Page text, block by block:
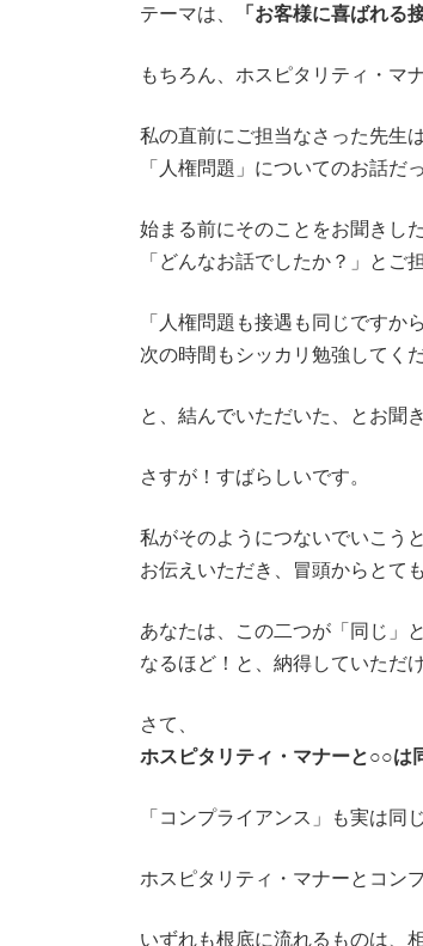
テーマは、 「お客様に喜ばれる
もちろん、ホスピタリティ・マ
私の直前にご担当なさった先生は
「人権問題」についてのお話だ
始まる前にそのことをお聞きした
「どんなお話でしたか？」とご
「人権問題も接遇も同じですから
次の時間もシッカリ勉強してくだ
と、結んでいただいた、とお聞
さすが！すばらしいです。
私がそのようにつないでいこう
お伝えいただき、冒頭からとて
あなたは、この二つが「同じ」
なるほど！と、納得していただ
さて、
ホスピタリティ・マナーと○○は
「コンプライアンス」も実は同
ホスピタリティ・マナーとコン
いずれも根底に流れるものは、